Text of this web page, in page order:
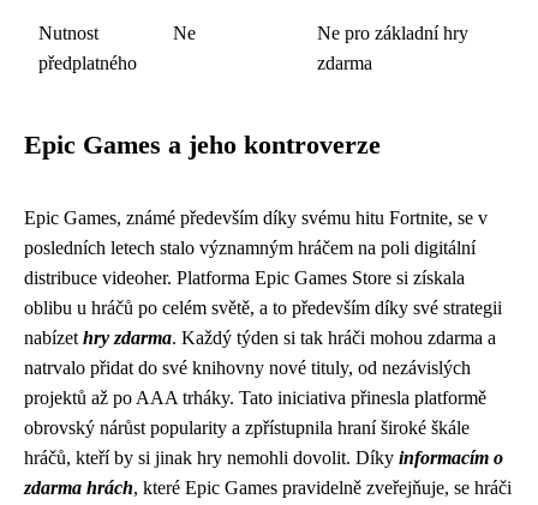
Nutnost
předplatného
Ne
Ne pro základní hry
zdarma
Epic Games a jeho kontroverze
Epic Games, známé především díky svému hitu Fortnite, se v
posledních letech stalo významným hráčem na poli digitální
distribuce videoher. Platforma Epic Games Store si získala
oblibu u hráčů po celém světě, a to především díky své strategii
nabízet hry zdarma. Každý týden si tak hráči mohou zdarma a
natrvalo přidat do své knihovny nové tituly, od nezávislých
projektů až po AAA trháky. Tato iniciativa přinesla platformě
obrovský nárůst popularity a zpřístupnila hraní široké škále
hráčů, kteří by si jinak hry nemohli dovolit. Díky informacím o
zdarma hrách, které Epic Games pravidelně zveřejňuje, se hráči